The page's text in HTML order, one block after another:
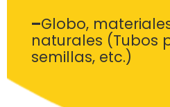
–Globo,
naturales (Tubos
semillas, etc.)